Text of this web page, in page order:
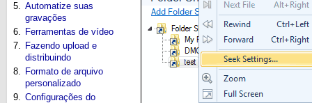
5. Automatize suas
gravações
6. Ferramentas de vídeo
7. Fazendo upload e
distribuindo
8. Formato de arquivo
personalizado
9. Configurações do